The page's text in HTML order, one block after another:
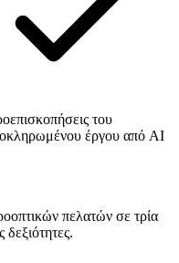
του
έργου από AI
πελατών σε τρία
δεξιότητες.